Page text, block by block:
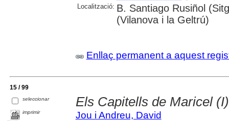
Localització: B. Santiago Rusiñol
(Vilanova i la Geltrú)
Enllaç permanent a aquest
15 / 99
seleccionar
imprimir
Els Capitells de Maricel (I)
Jou i Andreu, David